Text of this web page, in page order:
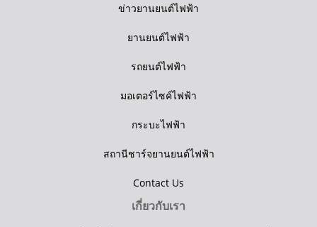
ข่าวยานยนต์ไฟฟ้า
ยานยนต์ไฟฟ้า
รถยนต์ไฟฟ้า
มอเตอร์ไซค์ไฟฟ้า
กระบะไฟฟ้า
สถานีชาร์จยานยนต์ไฟฟ้า
Contact Us
เกี่ยวกับเรา